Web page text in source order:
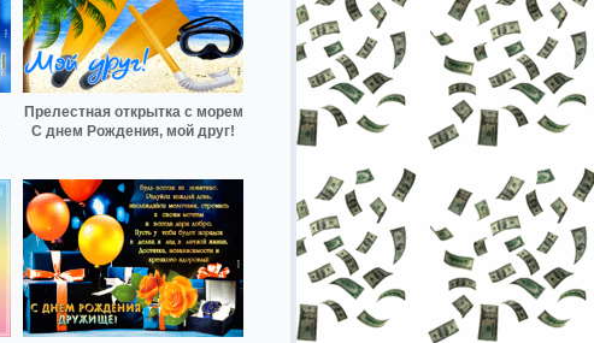
Прелестная открытка с морем
С днем Рождения, мой друг!